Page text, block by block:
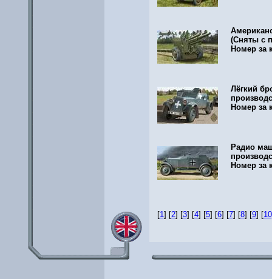
(Сняты с
Номер за
Лёгкий
Номер за
Радио
Номер за
[1] [2] [3] [4] [5] [6] [7] [8] [9] [10